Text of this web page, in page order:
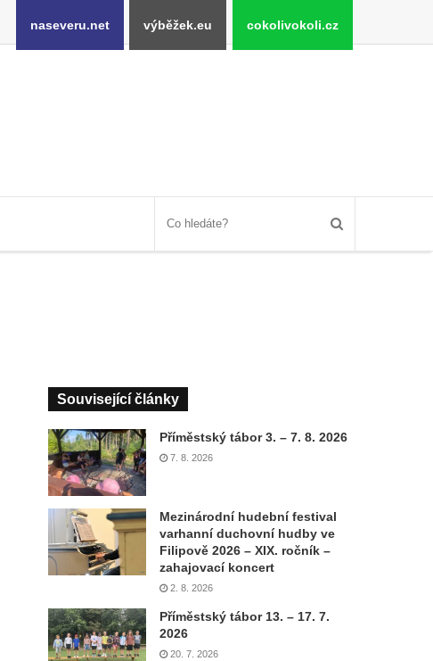
naseveru.net výběžek.eu cokolivokoli.cz
Související články
Příměstský tábor 3. – 7. 8. 2026
7. 8. 2026
Mezinárodní hudební festival
varhanní duchovní hudby ve
Filipově 2026 – XIX. ročník –
zahajovací koncert
2. 8. 2026
Příměstský tábor 13. – 17. 7.
2026
20. 7. 2026